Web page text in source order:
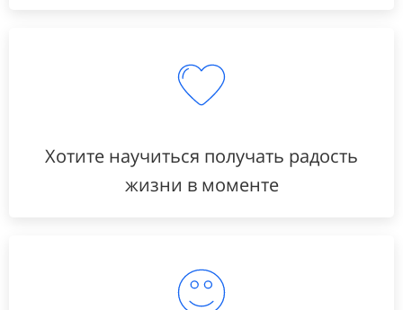
Хотите научиться получать радость
жизни в моменте